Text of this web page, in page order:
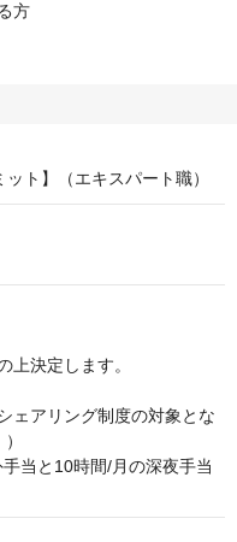
方
ト】（エキスパート職）
上決定します。
ェアリング制度の対象とな
当と10時間/月の深夜手当